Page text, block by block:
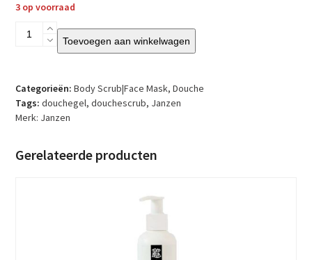
3 op voorraad
Janzen
-
Special
Collection
Toevoegen aan winkelwagen
Categorieën: Body Scrub|Face Mask,Douche
Tags: douchegel,douchescrub, Janzen
Merk: Janzen
Gerelateerde producten